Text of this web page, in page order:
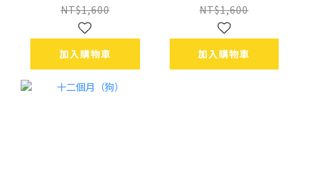
NT$1,600
加入購物車
NT$1,600
加入購物車